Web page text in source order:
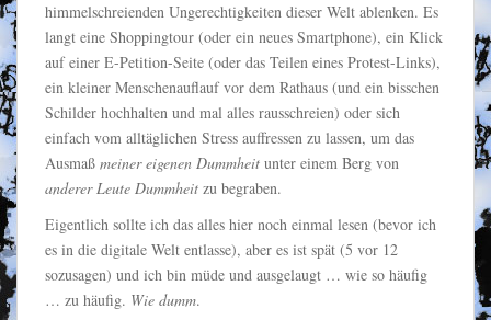
himmelschreienden Ungerechtigkeiten dieser Welt ablenken. Es
langt eine Shoppingtour (oder ein neues Smartphone), ein Klick
auf einer E-Petition-Seite (oder das Teilen eines Protest-Links),
ein kleiner Menschenauflauf vor dem Rathaus (und ein bisschen
Schilder hochhalten und mal alles rausschreien) oder sich
einfach vom alltäglichen Stress auffressen zu lassen, um das
Ausmaß meiner eigenen Dummheit unter einem Berg von
anderer Leute Dummheit zu begraben.
Eigentlich sollte ich das alles hier noch einmal lesen (bevor ich
es in die digitale Welt entlasse), aber es ist spät (5 vor 12
sozusagen) und ich bin müde und ausgelaugt … wie so häufig
… zu häufig. Wie dumm.